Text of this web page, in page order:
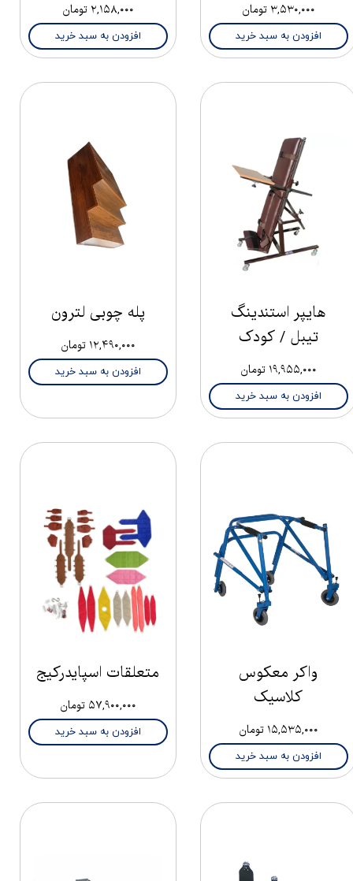
۳,۵۳۰,۰۰۰ تومان
افزودن به سبد خرید
۲,۱۵۸,۰۰۰ تومان
افزودن به سبد خرید
هایپر استندینگ
تیبل / کودک
۱۹,۹۵۵,۰۰۰ تومان
افزودن به سبد خرید
پله چوبی لترون
۱۲,۴۹۰,۰۰۰ تومان
افزودن به سبد خرید
واکر معکوس
کلاسیک
۱۵,۵۳۵,۰۰۰ تومان
افزودن به سبد خرید
متعلقات اسپایدرکیج
۵۷,۹۰۰,۰۰۰ تومان
افزودن به سبد خرید